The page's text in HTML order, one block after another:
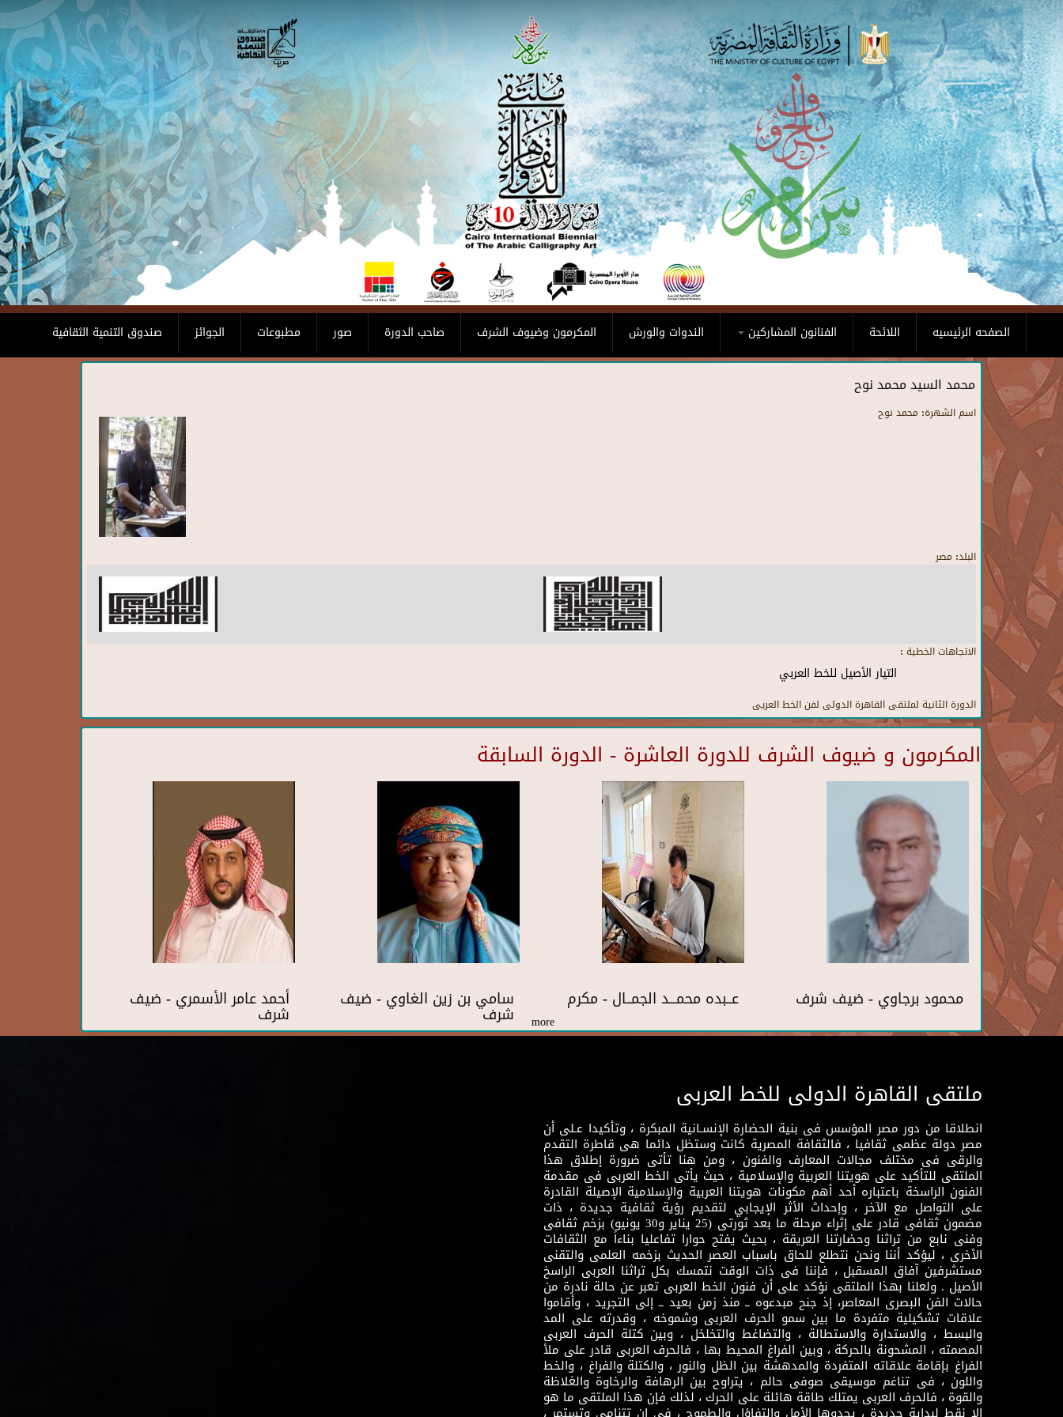
Skip to main content
صندوق التنمية الثقافية الجوائز مطبوعات صور صاحب الدورة المكرمون وضيوف الشرف الندوات والورش الفنانون المشاركين اللائحة الصفحه الرئيسيه
محمد السيد محمد نوح
اسم الشهرة: محمد نوح
البلد: مصر
الاتجاهات الخطية :
التيار الأصيل للخط العربي
الدورة الثانية لملتقى القاهرة الدولى لفن الخط العريى
المكرمون و ضيوف الشرف للدورة العاشرة - الدورة السابقة
أحمد عامر الأسمري - ضيف
شرف
سامي بن زين الغاوي - ضيف
شرف
عــبده محمـــد الجمــال - مكرم محمود برجاوي - ضيف شرف
more
ملتقى القاهرة الدولى للخط العربى
انطلاقا من دور مصر المؤسس فى بنية الحضارة الإنسـانية المبكرة ، وتأكيدا عـلى أن
مصر دولة عظمى ثقافيا ، فالثقافة المصرية كانت وستظل دائما هى قاطرة التقدم
والرقى فى مختلف مجالات المعارف والفنون ، ومن هنا تأتى ضرورة إطلاق هذا
الملتقى للتأكيد على هويتنا العربية والإسلامية ، حيث يأتى الخط العربى فى مقدمة
الفنون الراسخة باعتباره أحد أهم مكونات هويتنا العربية والإسلامية الإصيلة القادرة
على التواصل مع الآخر ، وإحداث الأثر الإيجابي لتقديم رؤية ثقافية جديدة ، ذات
مضمون ثقافى قادر على إثراء مرحلة ما بعد ثورتى (25 يناير و30 يونيو) بزخم ثقافى
وفنى نابع من تراثنا وحضارتنا العريقة ، بحيث يفتح حوارا تفاعليا بناءاً مع الثقافات
الأخرى ، ليؤكد أننا ونحن نتطلع للحاق باسباب العصر الحديث بزخمه العلمى والتقنى
مستشرفين آفاق المسقبل ، فإننا فى ذات الوقت نتمسك بكل تراثنا العربى الراسخ
الأصيل . ولعلنا بهذا الملتقى نؤكد على أن فنون الخط العربى تعبر عن حالة نادرة من
حالات الفن البصرى المعاصر، إذ جنح مبدعوه ــ منذ زمن بعيد ــ إلى التجريد ، وأقاموا
علاقات تشكيلية متفردة ما بين سمو الحرف العربى وشموخه ، وقدرته على المد
والبسط ، والاستدارة والاستطالة ، والتضاغط والتخلخل ، وبين كتلة الحرف العربى
المصمته ، المشحونة بالحركة ، وبين الفراغ المحيط بها ، فالحرف العربى قادر على ملأ
الفراغ بإقامة علاقاته المتفردة والمدهشة بين الظل والنور ، والكتلة والفراغ ، والخط
واللون ، فى تناغم موسيقى صوفى حالم ، يتراوح بين الرهافة والرخاوة والغلاظة
والقوة ، فالحرف العربى يمتلك طاقة هائلة على الحرك ، لذلك فإن هذا الملتقى ما هو